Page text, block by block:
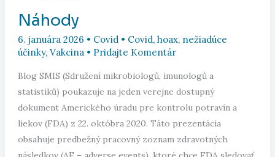
Náhody
6. januára 2026 • Covid• Covid, hoax, nežiadúce
účinky, Vakcina• Pridajte Komentár
Blog SMIS (Sdružení mikrobiologů, imunologů a
statistiků) poukazuje na jeden verejne dostupný
dokument Amerického úradu pre kontrolu potravín a
liekov (FDA) z 22. októbra 2020. Táto prezentácia
obsahuje predbežný pracovný zoznam zdravotných